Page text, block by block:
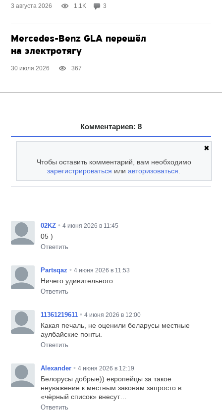
3 августа 2026 1.1K 3
Mercedes-Benz GLA перешёл
на электротягу
30 июля 2026 367
Комментариев: 8
✖
Чтобы оставить комментарий, вам необходимо
зарегистрироваться илиавторизоваться
02KZ • 4 июня 2026 в 11:45
05 )
Ответить
Partsqaz • 4 июня 2026 в 11:53
Ничего удивительного…
Ответить
11361219611 • 4 июня 2026 в 12:00
Какая печаль, не оценили беларусы местные
аулбайские понты.
Ответить
Alexander • 4 июня 2026 в 12:19
Белорусы добрые)) европейцы за такое
неуважение к местным законам запросто в
«чёрный список» внесут…
Ответить